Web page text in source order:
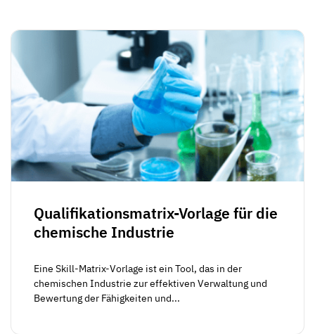
Qualifikationsmatrix-Vorlage für die
chemische Industrie
Eine Skill-Matrix-Vorlage ist ein Tool, das in der
chemischen Industrie zur effektiven Verwaltung und
Bewertung der Fähigkeiten und...